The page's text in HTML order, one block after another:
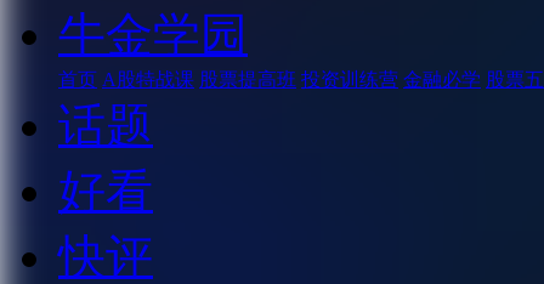
牛金学园
首页 A股特战课 股票提高班 投资训练营 金融必学 股票
话题
好看
快评